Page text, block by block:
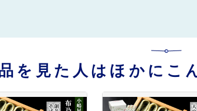
を見た人はほかにこ